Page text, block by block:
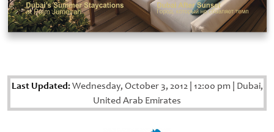
Last Updated:Wednesday, October 3, 2012 12:00 pm Dubai,
United Arab Emirates